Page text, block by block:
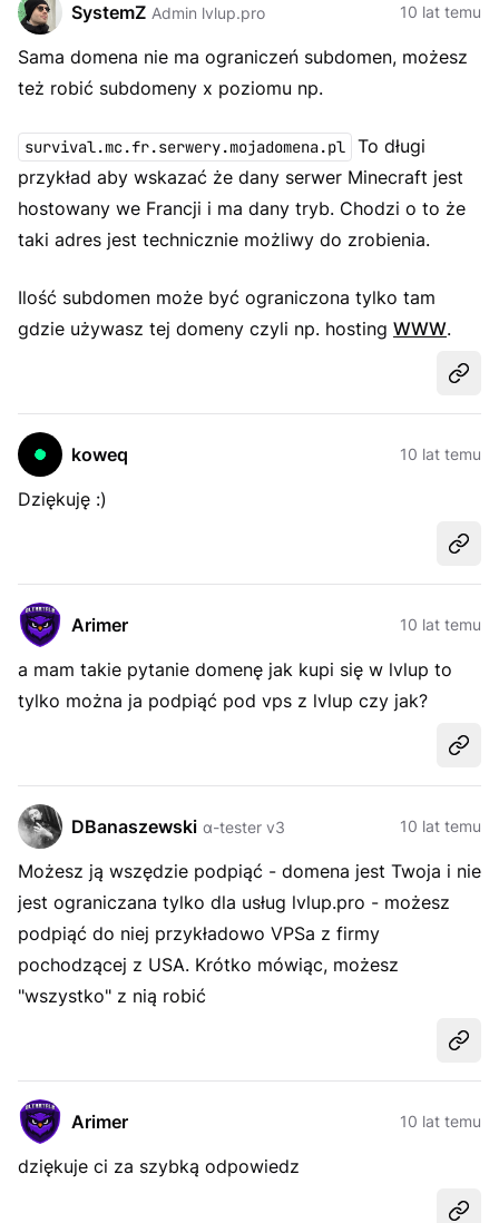
SystemZ Admin lvlup.pro 10 lat temu
Sama domena nie ma ograniczeń subdomen, możesz
też robić subdomeny x poziomu np.
survival.mc.fr.serwery.mojadomena.pl
To długi
przykład aby wskazać że dany serwer Minecraft jest
hostowany we Francji i ma dany tryb. Chodzi o to że
taki adres jest technicznie możliwy do zrobienia.
Ilość subdomen może być ograniczona tylko tam
gdzie używasz tej domeny czyli np. hosting WWW.
koweq 10 lat temu
Dziękuję :)
Arimer 10 lat temu
a mam takie pytanie domenę jak kupi się w lvlup to
tylko można ja podpiąć pod vps z lvlup czy jak?
DBanaszewski α-tester v3 10 lat temu
Możesz ją wszędzie podpiąć - domena jest Twoja i nie
jest ograniczana tylko dla usług lvlup.pro - możesz
podpiąć do niej przykładowo VPSa z firmy
pochodzącej z USA. Krótko mówiąc, możesz
"wszystko" z nią robić
Arimer 10 lat temu
dziękuje ci za szybką odpowiedz